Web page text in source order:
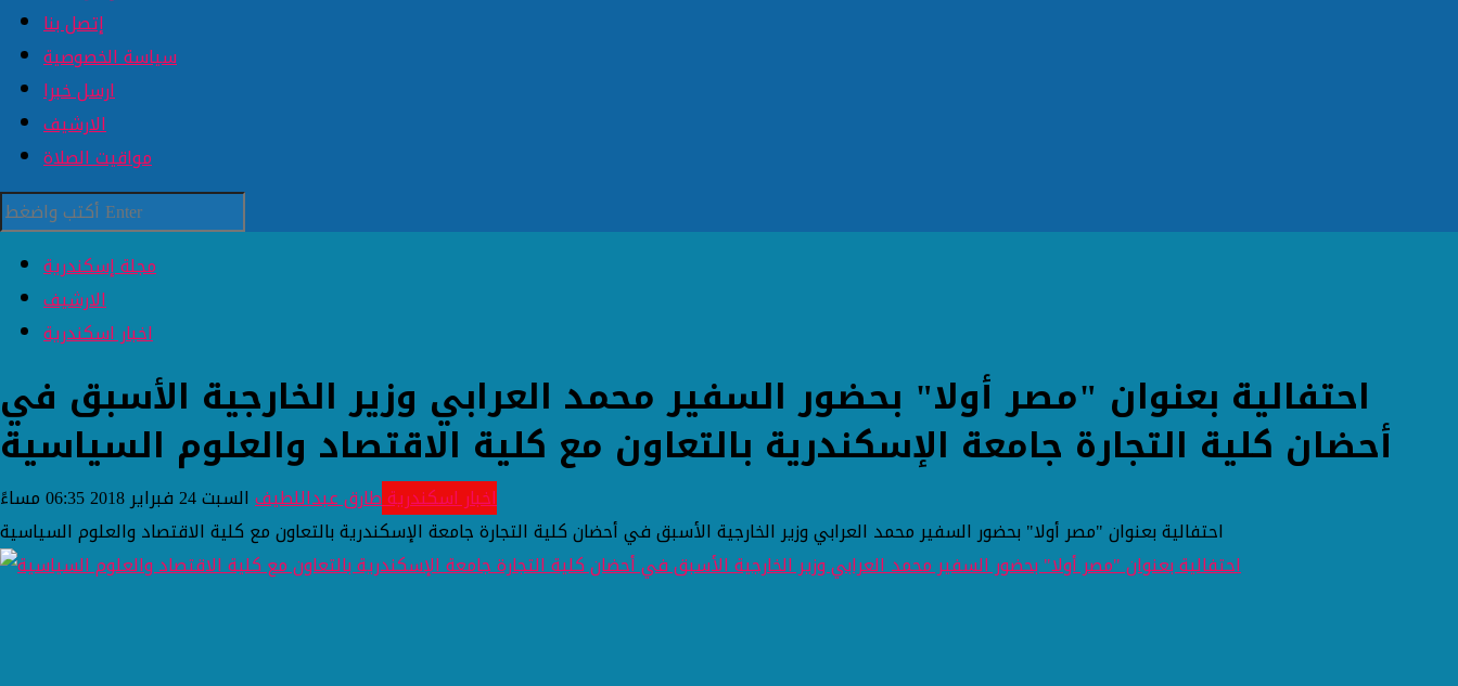
إتصل بنا
سياسة الخصوصية
ارسل خبرا
الارشيف
مواقيت الصلاة
مجلة إسكندرية
الارشيف
اخبار اسكندرية
احتفالية بعنوان "مصر أولا" بحضور السفير محمد العرابي وزير الخارجية الأسبق في
أحضان كلية التجارة جامعة الإسكندرية بالتعاون مع كلية الاقتصاد والعلوم السياسية
اخبار اسكندريةطارق عبداللطيف السبت 24 فبراير 2018 06:35 مساءً
احتفالية بعنوان "مصر أولا" بحضور السفير محمد العرابي وزير الخارجية الأسبق في أحضان كلية التجارة جامعة الإسكندرية بالتعاون مع كلية الاقتصاد والعلوم السياسية